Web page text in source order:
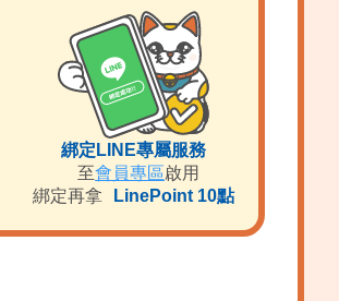
綁定LINE專屬服務
至會員專區啟用
綁定再拿
LinePoint 10點